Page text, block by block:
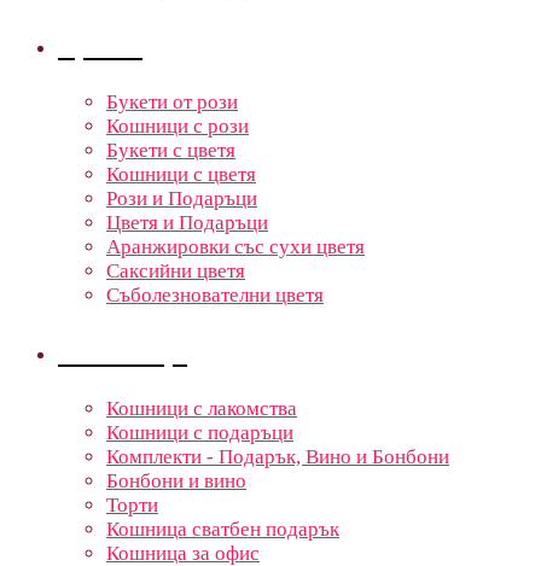
Букети от рози
Кошници с рози
Букети с цветя
Кошници с цветя
Рози и Подаръци
Цветя и Подаръци
Аранжировки със сухи цветя
Саксийни цветя
Съболезнователни цветя
Кошници с лакомства
Кошници с подаръци
Комплекти - Подарък, Вино и Бонбони
Бонбони и вино
Торти
Кошница сватбен подарък
Кошница за офис